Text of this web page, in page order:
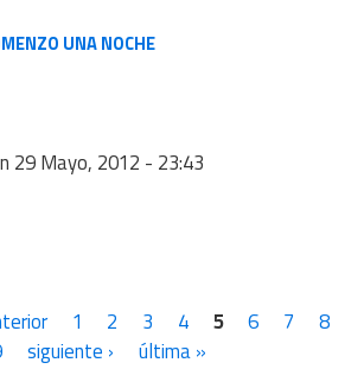
UNA NOCHE
29 Mayo, 2012 - 23:43
1 2 3 4 5 6 7
8
siguiente › última »